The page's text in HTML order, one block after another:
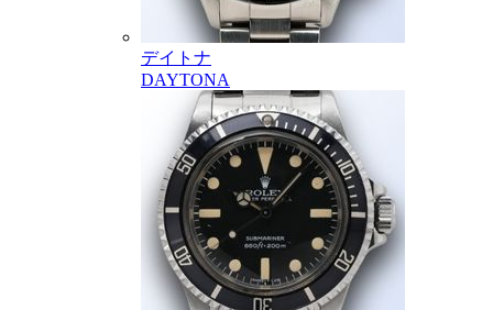
デイトナ
DAYTONA